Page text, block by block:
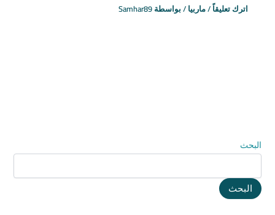
اترك تعليقاً/ماربيا/ بواسطةSamhar89
البحث
البحث